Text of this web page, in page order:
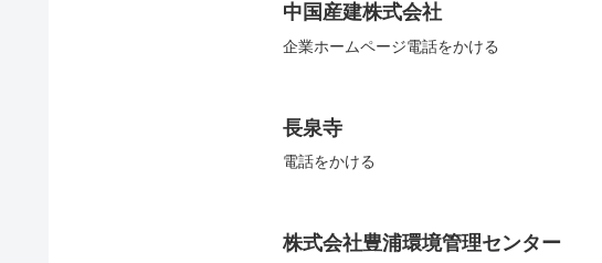
中国産建株式会社
企業ホームページ電話をかける
長泉寺
電話をかける
株式会社豊浦環境管理センター